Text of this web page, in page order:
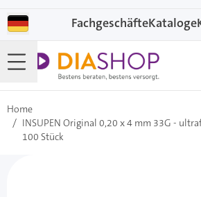
FachgeschäfteKataloge
Home
/ INSUPEN Original 0,20 x 4 mm 33G -
100 Stück